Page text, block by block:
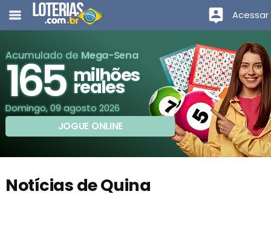
Acessar
Acumulado de Mega-Sena
165 milhões
reales
Domingo, 09 agosto 2026
JOGUE ONLINE
Notícias de Quina